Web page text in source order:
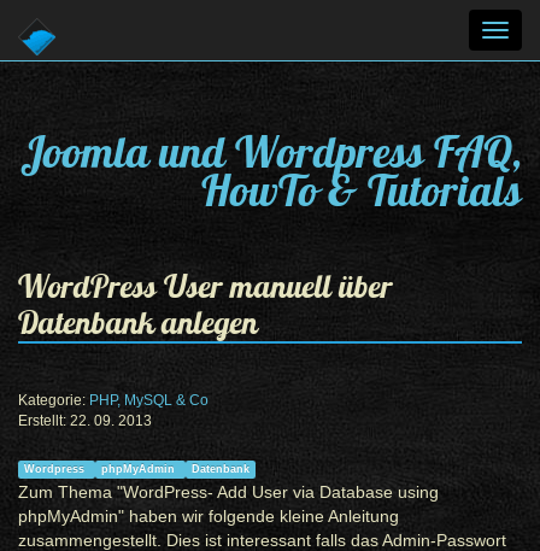
Joomla und Wordpress FAQ,
HowTo & Tutorials
WordPress User manuell über
Datenbank anlegen
Kategorie: PHP, MySQL & Co
Erstellt: 22. 09. 2013
Wordpress phpMyAdmin Datenbank
Zum Thema "WordPress- Add User via Database using
phpMyAdmin" haben wir folgende kleine Anleitung
zusammengestellt. Dies ist interessant falls das Admin-Passwort